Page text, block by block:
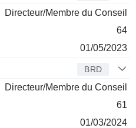
Directeur/Membre du Conseil
64
01/05/2023
BRD
Directeur/Membre du Conseil
61
01/03/2024